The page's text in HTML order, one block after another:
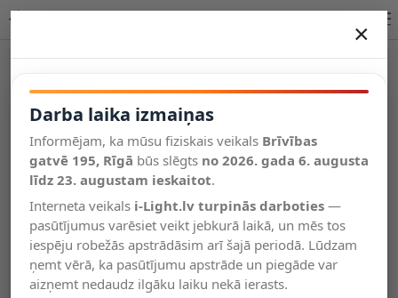
Salīdzināt
Vēlmju
saraksts
Valodas
×
Darba laika izmaiņas
Informējam, ka mūsu fiziskais veikals Brīvības
gatvē 195, Rīgā būs slēgts no 2026. gada 6. augusta
līdz 23. augustam ieskaitot.
Interneta veikals i-Light.lv turpinās darboties —
pasūtījumus varēsiet veikt jebkurā laikā, un mēs tos
iespēju robežās apstrādāsim arī šajā periodā. Lūdzam
ņemt vērā, ka pasūtījumu apstrāde un piegāde var
aizņemt nedaudz ilgāku laiku nekā ierasts.